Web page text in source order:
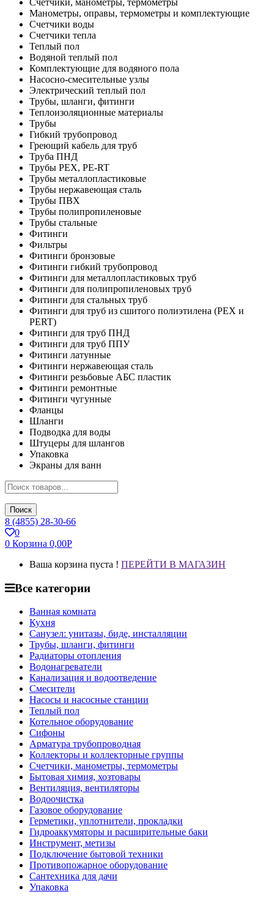
Счетчики, манометры, термометры
Манометры, оправы, термометры и комплектующие
Счетчики воды
Счетчики тепла
Теплый пол
Водяной теплый пол
Комплектующие для водяного пола
Насосно-смесительные узлы
Электрический теплый пол
Трубы, шланги, фитинги
Теплоизоляционные материалы
Трубы
Гибкий трубопровод
Греющий кабель для труб
Труба ПНД
Трубы PEX, PE-RT
Трубы металлопластиковые
Трубы нержавеющая сталь
Трубы ПВХ
Трубы полипропиленовые
Трубы стальные
Фитинги
Фильтры
Фитинги бронзовые
Фитинги гибкий трубопровод
Фитинги для металлопластиковых труб
Фитинги для полипропиленовых труб
Фитинги для стальных труб
Фитинги для труб из сшитого полиэтилена (PEX и
PERT)
Фитинги для труб ПНД
Фитинги для труб ППУ
Фитинги латунные
Фитинги нержавеющая сталь
Фитинги резьбовые АБС пластик
Фитинги ремонтные
Фитинги чугунные
Фланцы
Шланги
Подводка для воды
Штуцеры для шлангов
Упаковка
Экраны для ванн
Поиск
8 (4855) 28-30-66
0
0 Корзина 0,00Р
Ваша корзина пуста ! ПЕРЕЙТИ В МАГАЗИН
Все категории
Ванная комната
Кухня
Санузел: унитазы, биде, инсталляции
Трубы, шланги, фитинги
Радиаторы отопления
Водонагреватели
Канализация и водоотведение
Смесители
Насосы и насосные станции
Теплый пол
Котельное оборудование
Сифоны
Арматура трубопроводная
Коллекторы и коллекторные группы
Счетчики, манометры, термометры
Бытовая химия, хозтовары
Вентиляция, вентиляторы
Водоочистка
Газовое оборудование
Герметики, уплотнители, прокладки
Гидроаккумяторы и расширительные баки
Инструмент, метизы
Подключение бытовой техники
Противопожарное оборудование
Сантехника для дачи
Упаковка